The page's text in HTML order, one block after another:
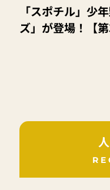
「スポチル」少
ズ」が登場！【